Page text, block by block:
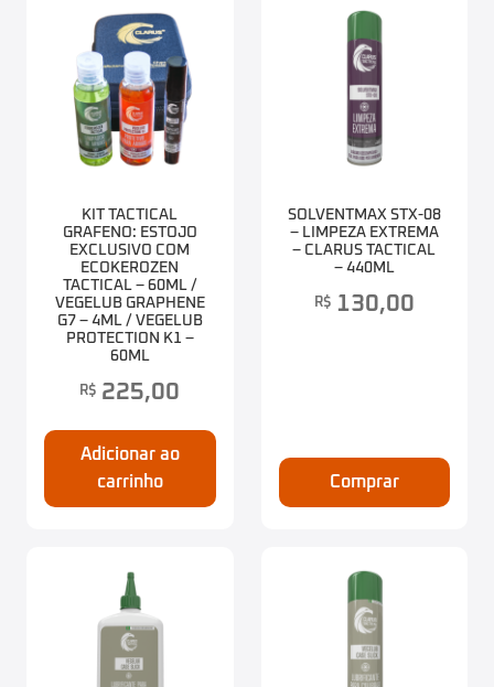
KIT TACTICAL
GRAFENO: ESTOJO
EXCLUSIVO COM
ECOKEROZEN
TACTICAL – 60ML /
VEGELUB GRAPHENE
G7 – 4ML / VEGELUB
PROTECTION K1 –
60ML
R$ 225,00
Adicionar ao
carrinho
SOLVENTMAX STX-08
– LIMPEZA EXTREMA
– CLARUS TACTICAL
– 440ML
R$ 130,00
Comprar